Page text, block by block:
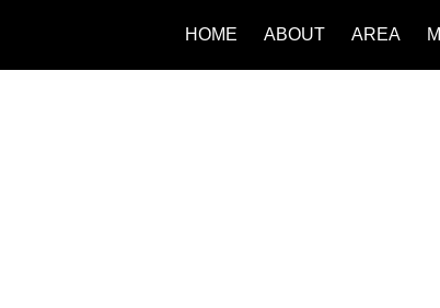
HOME ABOUT AREA